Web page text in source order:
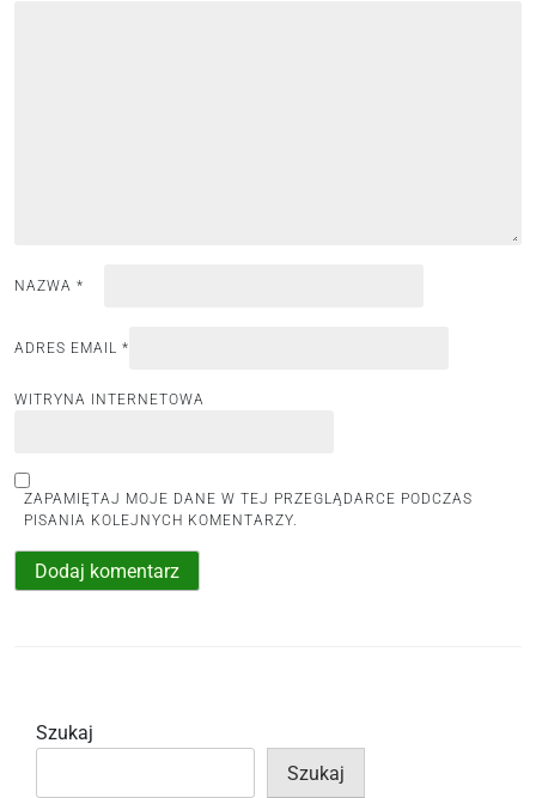
NAZWA *
ADRES EMAIL *
WITRYNA INTERNETOWA
ZAPAMIĘTAJ MOJE DANE W TEJ PRZEGLĄDARCE PODCZAS
PISANIA KOLEJNYCH KOMENTARZY.
Szukaj
Szukaj